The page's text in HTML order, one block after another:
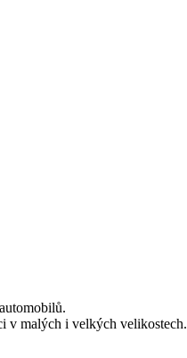
v malých i velkých velikostech.